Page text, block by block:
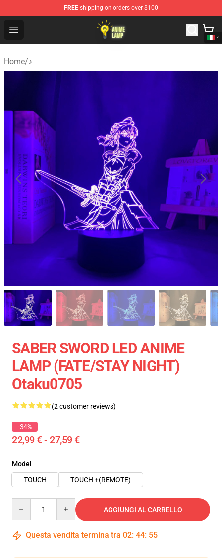
FREE shipping on orders over $100
Open menu
Anime Lamp Shop - The Best Store of Anime Lamp
Home/♪
SABER SWORD LED ANIME
LAMP (FATE/STAY NIGHT)
Otaku0705
(2 customer reviews)
-34%
22,99 € - 27,59 €
Model
TOUCH
TOUCH +(REMOTE)
AGGIUNGI AL CARRELLO
Questa vendita termina tra 02: 44: 54